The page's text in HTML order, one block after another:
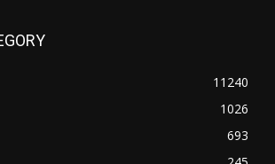
11240
1026
693